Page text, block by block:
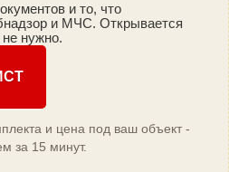
и то, что
и МЧС. Открывается
не нужно.
и цена под ваш объект -
за 15 минут.